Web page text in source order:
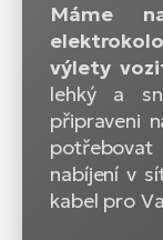
Máme
výlety
lehký a
připraveni
nabíjení v
kabel pro